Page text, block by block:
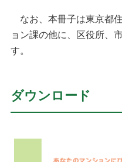
なお、本冊子は東京都
ョン課の他に、区役所、
す。
ダウンロード